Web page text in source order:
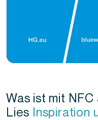
Was ist mit NFC
Lies Inspiration